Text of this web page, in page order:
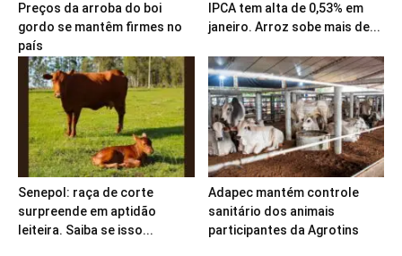
Preços da arroba do boi
gordo se mantêm firmes no
país
IPCA tem alta de 0,53% em
janeiro. Arroz sobe mais de...
Senepol: raça de corte
surpreende em aptidão
leiteira. Saiba se isso...
Adapec mantém controle
sanitário dos animais
participantes da Agrotins